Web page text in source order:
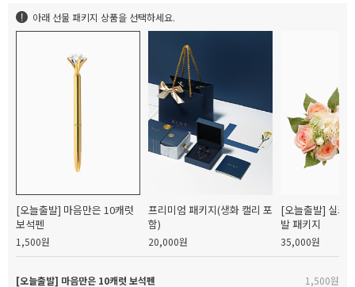
아래 선물 패키지 상품을 선택하세요.
[오늘출발] 마음만은 10캐럿
보석펜
1,500원
프리미엄 패키지(생화 캘리 포
함)
20,000원
[오늘출발] 실크
발 패키지
35,000원
[오늘출발] 마음만은 10캐럿 보석펜 1,500원